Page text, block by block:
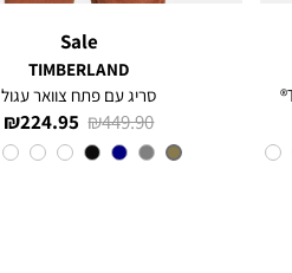
Sale
TIMBERLAND
סריג עם פתח צוואר עגול
מחיר
מוצר
224.95 ₪
מחיר
רגיל
449.90 ₪
צבע
OLIVE